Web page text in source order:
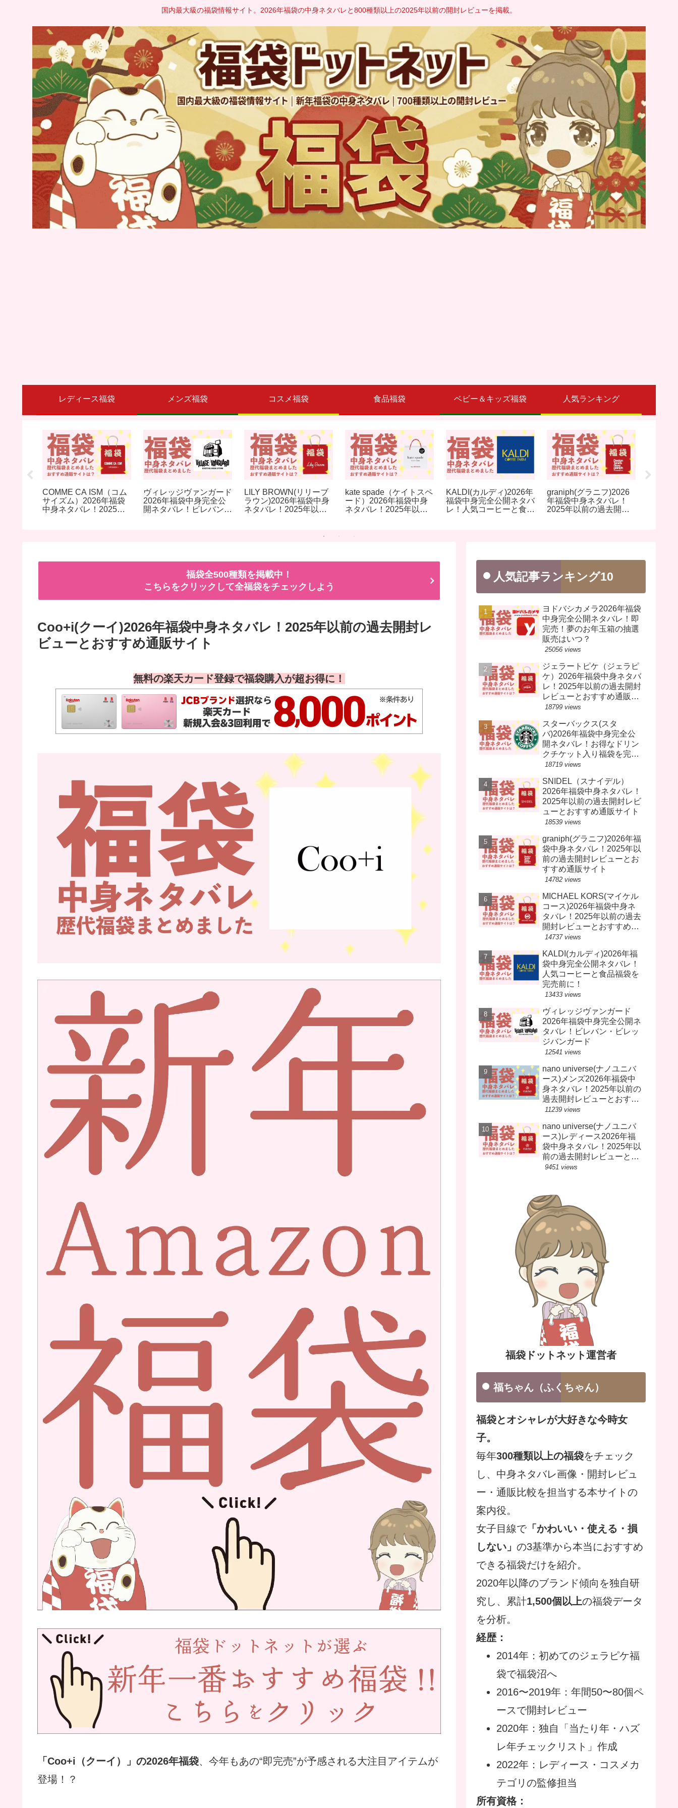
国内最大級の福袋情報サイト。2026年福袋の中身ネタバレと800種類以上の2025年以前の開封レビューを掲載。
レディース福袋 メンズ福袋 コスメ福袋 食品福袋 ベビー＆キッズ福袋 人気ランキング
COMME CA ISM（コム
サイズム）2026年福袋
中身ネタバレ！2025年
ヴィレッジヴァンガード
2026年福袋中身完全公
開ネタバレ！ビレバン・
LILY BROWN(リリーブ
ラウン)2026年福袋中身
ネタバレ！2025年以前
kate spade（ケイトスペ
ード）2026年福袋中身
ネタバレ！2025年以前
KALDI(カルディ)2026年
福袋中身完全公開ネタバ
レ！人気コーヒーと食品
graniph(グラニフ)2026
年福袋中身ネタバレ！
2025年以前の過去開封
福袋全500種類を掲載中！
こちらをクリックして全福袋をチェックしよう
Coo+i(クーイ)2026年福袋中身ネタバレ！2025年以前の過去開封レ
ビューとおすすめ通販サイト
無料の楽天カード登録で福袋購入が超お得に！
「Coo+i（クーイ）」の2026年福袋、今年もあの“即完売”が予感される大注目アイテムが
登場！？
人気記事ランキング10
ヨドバシカメラ2026年福袋
中身完全公開ネタバレ！即
完売！夢のお年玉箱の抽選
販売はいつ？
25056 views
ジェラートピケ（ジェラピ
ケ）2026年福袋中身ネタバ
レ！2025年以前の過去開封
レビューとおすすめ通販サ
イト
18799 views
スターバックス(スタ
バ)2026年福袋中身完全公
開ネタバレ！お得なドリン
クチケット入り福袋を完売
前に！
18719 views
SNIDEL（スナイデル）
2026年福袋中身ネタバレ！
2025年以前の過去開封レビ
ューとおすすめ通販サイト
18539 views
graniph(グラニフ)2026年福
袋中身ネタバレ！2025年以
前の過去開封レビューとお
すすめ通販サイト
14782 views
MICHAEL KORS(マイケル
コース)2026年福袋中身ネ
タバレ！2025年以前の過去
開封レビューとおすすめ通
販サイト
14737 views
KALDI(カルディ)2026年福
袋中身完全公開ネタバレ！
人気コーヒーと食品福袋を
完売前に！
13433 views
ヴィレッジヴァンガード
2026年福袋中身完全公開ネ
タバレ！ビレバン・ビレッ
ジバンガード
12541 views
nano universe(ナノユニバ
ース)メンズ2026年福袋中
身ネタバレ！2025年以前の
過去開封レビューとおすす
め通販サイト
11239 views
nano universe(ナノユニバ
ース)レディース2026年福
袋中身ネタバレ！2025年以
前の過去開封レビューとお
すすめ通販サイト
9451 views
福袋ドットネット運営者
福ちゃん（ふくちゃん）
福袋とオシャレが大好きな今時女
子。
毎年300種類以上の福袋をチェック
し、中身ネタバレ画像・開封レビュ
ー・通販比較を担当する本サイトの
案内役。
女子目線で「かわいい・使える・損
しない」 の3基準から本当におすすめ
できる福袋だけを紹介。
2020年以降のブランド傾向を独自研
究し、累計1,500個以上の福袋データ
を分析。
経歴：
2014年：初めてのジェラピケ福
袋で福袋沼へ
2016〜2019年：年間50〜80個ペ
ースで開封レビュー
2020年：独自「当たり年・ハズ
レ年チェックリスト」作成
2022年：レディース・コスメカ
テゴリの監修担当
所有資格：